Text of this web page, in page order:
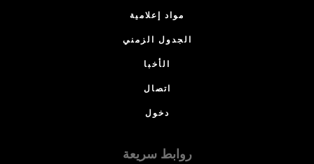
مواد إعلامية
الجدول الزمني
الأخبا
اتصال
دخول
روابط سريعة